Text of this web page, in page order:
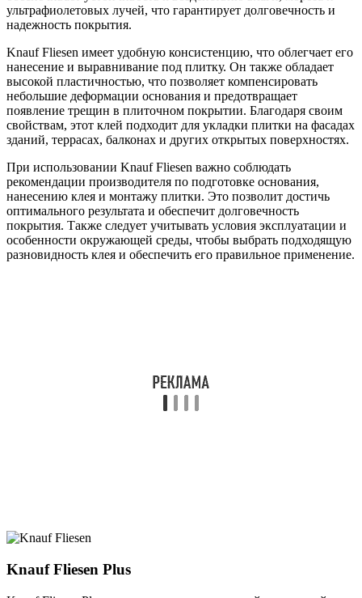
ультрафиолетовых лучей, что гарантирует долговечность и
надежность покрытия.
Knauf Fliesen имеет удобную консистенцию, что облегчает его
нанесение и выравнивание под плитку. Он также обладает
высокой пластичностью, что позволяет компенсировать
небольшие деформации основания и предотвращает
появление трещин в плиточном покрытии. Благодаря своим
свойствам, этот клей подходит для укладки плитки на фасадах
зданий, террасах, балконах и других открытых поверхностях.
При использовании Knauf Fliesen важно соблюдать
рекомендации производителя по подготовке основания,
нанесению клея и монтажу плитки. Это позволит достичь
оптимального результата и обеспечит долговечность
покрытия. Также следует учитывать условия эксплуатации и
особенности окружающей среды, чтобы выбрать подходящую
разновидность клея и обеспечить его правильное применение.
Knauf Fliesen Plus